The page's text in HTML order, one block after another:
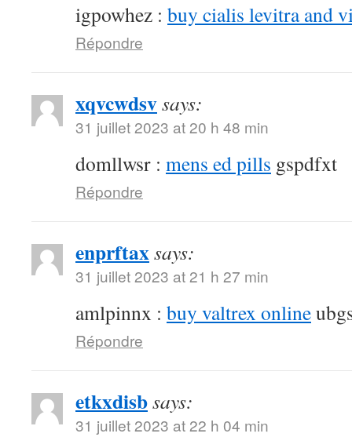
igpowhez : buy cialis levitra and
Répondre
xqvcwdsvsays:
31 juillet 2023 at 20 h 48 min
domllwsr : mens ed pills gspdfxt
Répondre
enprftaxsays:
31 juillet 2023 at 21 h 27 min
amlpinnx : buy valtrex online
Répondre
etkxdisbsays:
31 juillet 2023 at 22 h 04 min